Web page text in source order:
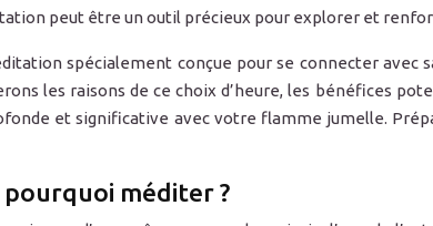
peut être un outil précieux pour explorer et
spécialement conçue pour se connecter avec
les raisons de ce choix d’heure, les bénéfices
et significative avec votre flamme jumelle.
pourquoi méditer ?